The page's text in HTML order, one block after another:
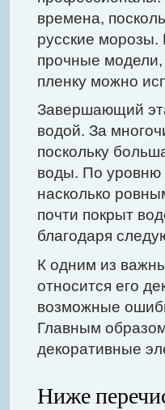
времена,
русские
прочные
пленку можно
Завершающий
водой. За
поскольку
воды. По уровню
насколько
почти покрыт
благодаря
К одним из
относится его
возможные
Главным
декоративные
Ниже